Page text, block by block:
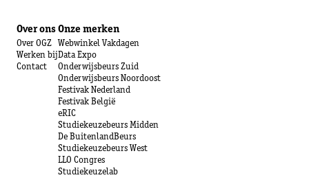
Over ons
Over OGZ
Werken bij
Contact
Onze merken
Webwinkel Vakdagen
Data Expo
Onderwijsbeurs Zuid
Onderwijsbeurs Noordoost
Festivak Nederland
Festivak België
eRIC
Studiekeuzebeurs Midden
De BuitenlandBeurs
Studiekeuzebeurs West
LLO Congres
Studiekeuzelab